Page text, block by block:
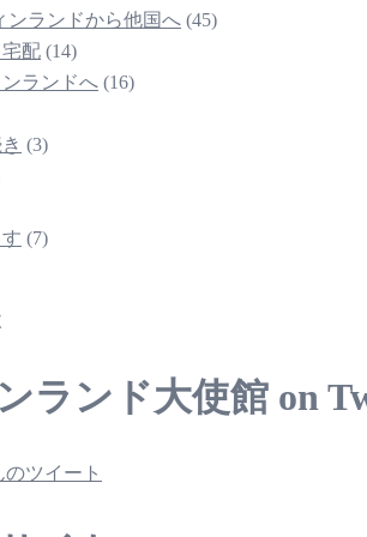
ンランドから他国へ (45)
配 (14)
ランドへ (16)
(3)
(7)
ランド大使館 on
のツイート